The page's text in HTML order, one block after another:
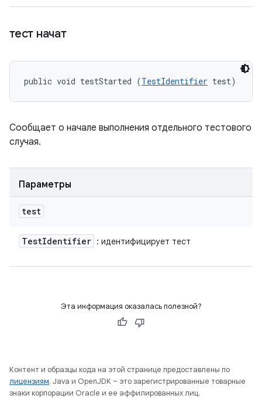
тест начат
public void testStarted (TestIdentifier test)
Сообщает о начале выполнения отдельного тестового
случая.
Параметры
test
TestIdentifier : идентифицирует тест
Эта информация оказалась полезной?
Контент и образцы кода на этой странице предоставлены по
лицензиям. Java и OpenJDK – это зарегистрированные товарные
знаки корпорации Oracle и ее аффилированных лиц.